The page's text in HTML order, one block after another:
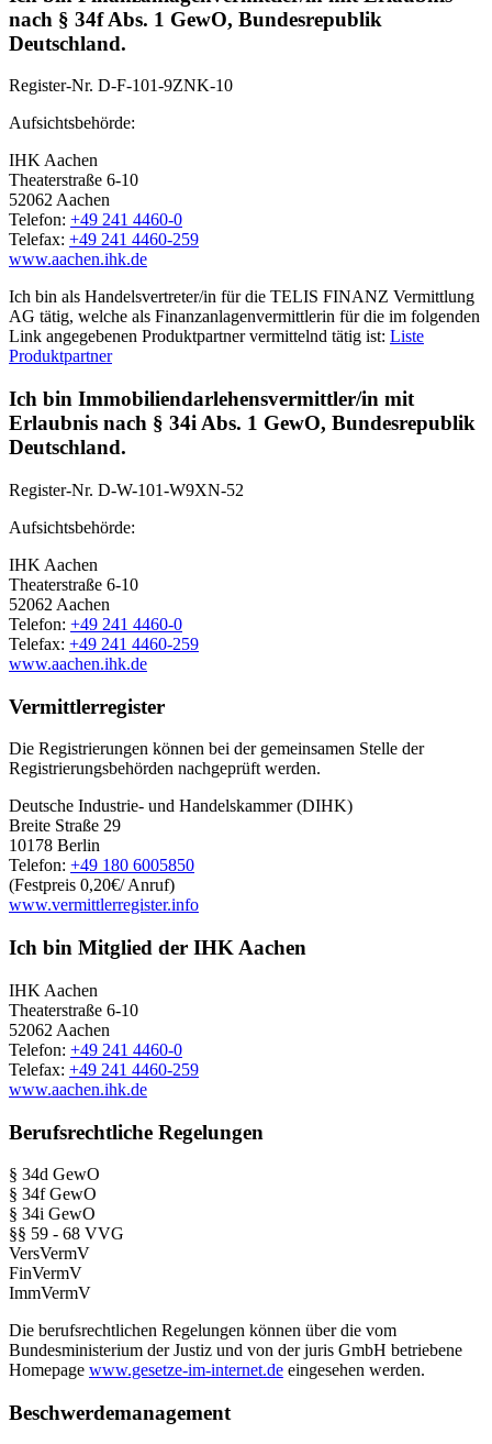
nach § 34f Abs. 1 GewO, Bundesrepublik
Deutschland.
Register-Nr. D-F-101-9ZNK-10
Aufsichtsbehörde:
IHK Aachen
Theaterstraße 6-10
52062 Aachen
Telefon: +49 241 4460-0
Telefax: +49 241 4460-259
www.aachen.ihk.de
Ich bin als Handelsvertreter/in für die TELIS FINANZ Vermittlung
AG tätig, welche als Finanzanlagenvermittlerin für die im folgenden
Link angegebenen Produktpartner vermittelnd tätig ist: Liste
Produktpartner
Ich bin Immobiliendarlehensvermittler/in mit
Erlaubnis nach § 34i Abs. 1 GewO, Bundesrepublik
Deutschland.
Register-Nr. D-W-101-W9XN-52
Aufsichtsbehörde:
IHK Aachen
Theaterstraße 6-10
52062 Aachen
Telefon: +49 241 4460-0
Telefax: +49 241 4460-259
www.aachen.ihk.de
Vermittlerregister
Die Registrierungen können bei der gemeinsamen Stelle der
Registrierungsbehörden nachgeprüft werden.
Deutsche Industrie- und Handelskammer (DIHK)
Breite Straße 29
10178 Berlin
Telefon: +49 180 6005850
(Festpreis 0,20€/ Anruf)
www.vermittlerregister.info
Ich bin Mitglied der IHK Aachen
IHK Aachen
Theaterstraße 6-10
52062 Aachen
Telefon: +49 241 4460-0
Telefax: +49 241 4460-259
www.aachen.ihk.de
Berufsrechtliche Regelungen
§ 34d GewO
§ 34f GewO
§ 34i GewO
§§ 59 - 68 VVG
VersVermV
FinVermV
ImmVermV
Die berufsrechtlichen Regelungen können über die vom
Bundesministerium der Justiz und von der juris GmbH betriebene
Homepage www.gesetze-im-internet.de eingesehen werden.
Beschwerdemanagement